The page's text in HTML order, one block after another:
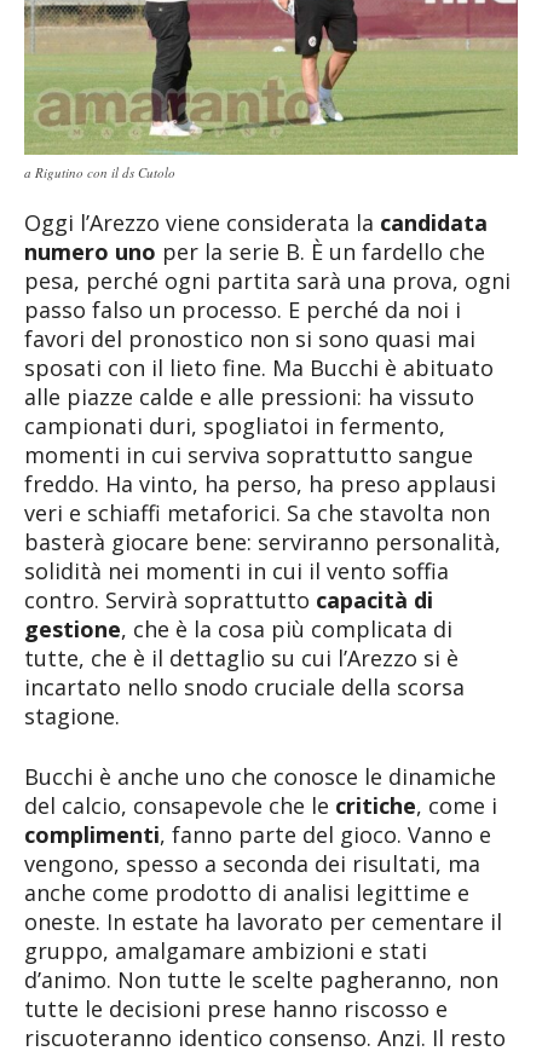
a Rigutino con il ds Cutolo
Oggi l’Arezzo viene considerata la candidata
numero uno per la serie B. È un fardello che
pesa, perché ogni partita sarà una prova, ogni
passo falso un processo. E perché da noi i
favori del pronostico non si sono quasi mai
sposati con il lieto fine. Ma Bucchi è abituato
alle piazze calde e alle pressioni: ha vissuto
campionati duri, spogliatoi in fermento,
momenti in cui serviva soprattutto sangue
freddo. Ha vinto, ha perso, ha preso applausi
veri e schiaffi metaforici. Sa che stavolta non
basterà giocare bene: serviranno personalità,
solidità nei momenti in cui il vento soffia
contro. Servirà soprattutto capacità di
gestione, che è la cosa più complicata di
tutte, che è il dettaglio su cui l’Arezzo si è
incartato nello snodo cruciale della scorsa
stagione.
Bucchi è anche uno che conosce le dinamiche
del calcio, consapevole che le critiche, come i
complimenti, fanno parte del gioco. Vanno e
vengono, spesso a seconda dei risultati, ma
anche come prodotto di analisi legittime e
oneste. In estate ha lavorato per cementare il
gruppo, amalgamare ambizioni e stati
d’animo. Non tutte le scelte pagheranno, non
tutte le decisioni prese hanno riscosso e
riscuoteranno identico consenso. Anzi. Il resto